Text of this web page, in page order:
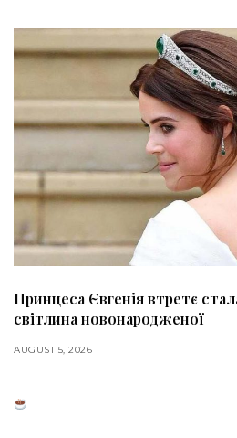
Принцеса Євгенія втретє
світлина новонародженої
AUGUST 5, 2026